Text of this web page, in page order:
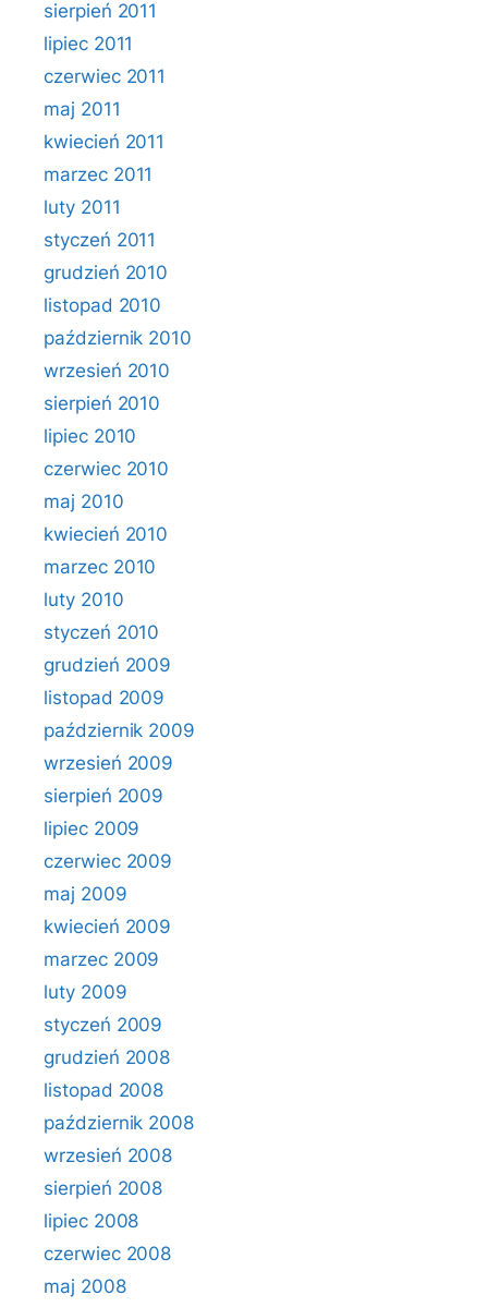
sierpień 2011
lipiec 2011
czerwiec 2011
maj 2011
kwiecień 2011
marzec 2011
luty 2011
styczeń 2011
grudzień 2010
listopad 2010
październik 2010
wrzesień 2010
sierpień 2010
lipiec 2010
czerwiec 2010
maj 2010
kwiecień 2010
marzec 2010
luty 2010
styczeń 2010
grudzień 2009
listopad 2009
październik 2009
wrzesień 2009
sierpień 2009
lipiec 2009
czerwiec 2009
maj 2009
kwiecień 2009
marzec 2009
luty 2009
styczeń 2009
grudzień 2008
listopad 2008
październik 2008
wrzesień 2008
sierpień 2008
lipiec 2008
czerwiec 2008
maj 2008